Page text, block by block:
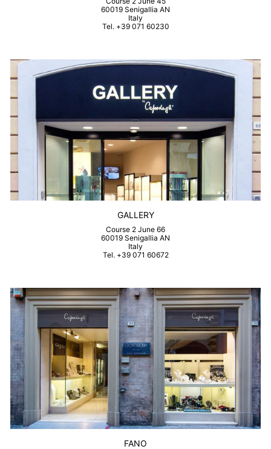
60019 Senigallia AN
Italy
Tel. +39 071 60230
GALLERY
Course 2 June 66
60019 Senigallia AN
Italy
Tel. +39 071 60672
FANO